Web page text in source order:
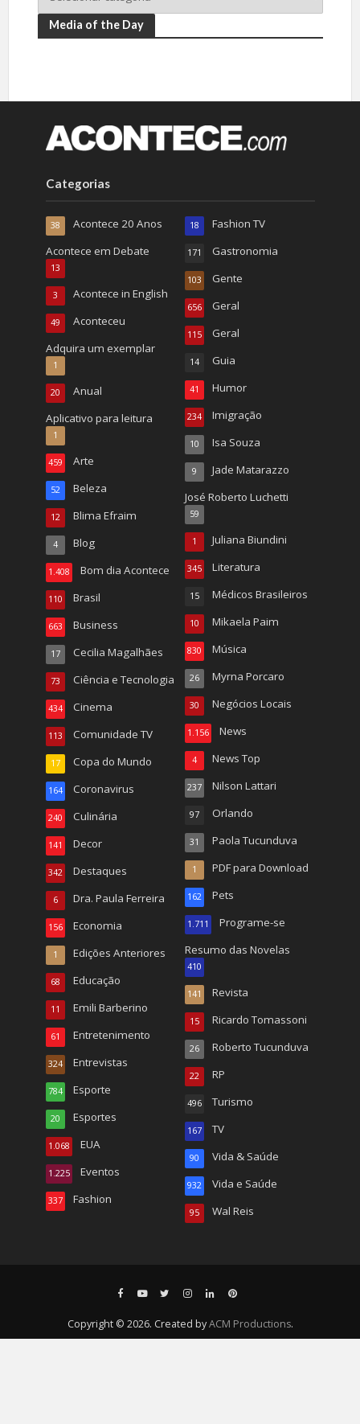
Media of the Day
Categorias
Acontece 20 Anos
38
Acontece em Debate
13
Acontece in English
3
Aconteceu
49
Adquira um exemplar
1
Anual
20
Aplicativo para leitura
1
Arte
459
Beleza
52
Blima Efraim
12
Blog
4
Bom dia Acontece
1.408
Brasil
110
Business
663
Cecilia Magalhães
17
Ciência e Tecnologia
73
Cinema
434
Comunidade TV
113
Copa do Mundo
17
Coronavirus
164
Culinária
240
Decor
141
Destaques
342
Dra. Paula Ferreira
6
Economia
156
Edições Anteriores
1
Educação
68
Emili Barberino
11
Entretenimento
61
Entrevistas
324
Esporte
784
Esportes
20
EUA
1.068
Eventos
1.225
Fashion
337
Fashion TV
18
Gastronomia
171
Gente
103
Geral
656
Geral
115
Guia
14
Humor
41
Imigração
234
Isa Souza
10
Jade Matarazzo
9
José Roberto Luchetti
59
Juliana Biundini
1
Literatura
345
Médicos Brasileiros
15
Mikaela Paim
10
Música
830
Myrna Porcaro
26
Negócios Locais
30
News
1.156
News Top
4
Nilson Lattari
237
Orlando
97
Paola Tucunduva
31
PDF para Download
1
Pets
162
Programe-se
1.711
Resumo das Novelas
410
Revista
141
Ricardo Tomassoni
15
Roberto Tucunduva
26
RP
22
Turismo
496
TV
167
Vida & Saúde
90
Vida e Saúde
932
Wal Reis
95
Copyright © 2026. Created byACM Productions.